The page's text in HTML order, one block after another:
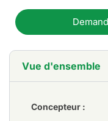
Vue d'ensemble
Concepteur :